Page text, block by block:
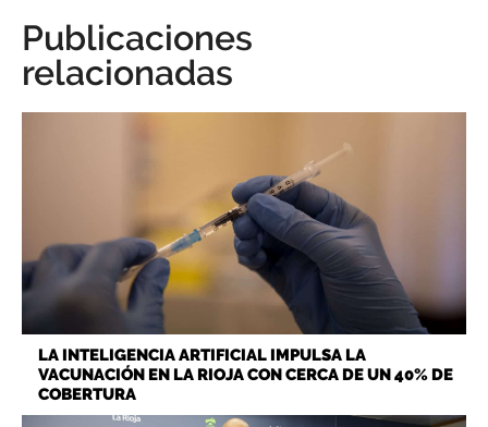
Publicaciones
relacionadas
LA INTELIGENCIA ARTIFICIAL IMPULSA LA
VACUNACIÓN EN LA RIOJA CON CERCA DE UN 40% DE
COBERTURA